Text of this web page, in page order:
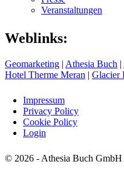
Veranstaltungen
Weblinks:
Geomarketing | Athesia Buch |
Hotel Therme Meran | Glacier
Impressum
Privacy Policy
Cookie Policy
Login
© 2026 - Athesia Buch GmbH